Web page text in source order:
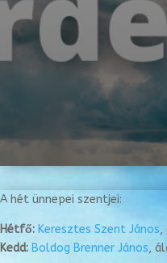
A hét ünnepei szentjei:
Hétfő: Keresztes Szent János,
Kedd: Boldog Brenner János,